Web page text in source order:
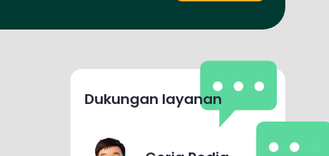
Dukungan layanan